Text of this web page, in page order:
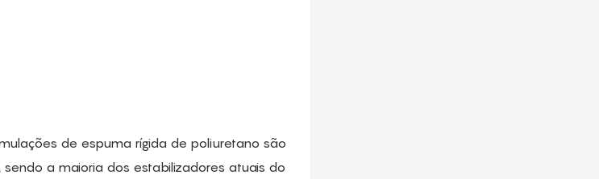
de espuma rígida de poliuretano são
a maioria dos estabilizadores atuais do